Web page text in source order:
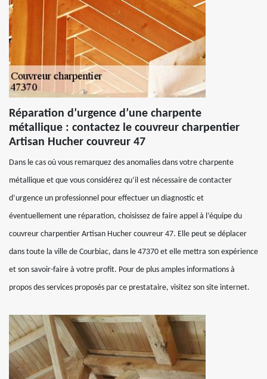
Réparation d’urgence d’une charpente
métallique : contactez le couvreur charpentier
Artisan Hucher couvreur 47
Dans le cas où vous remarquez des anomalies dans votre charpente
métallique et que vous considérez qu’il est nécessaire de contacter
d’urgence un professionnel pour effectuer un diagnostic et
éventuellement une réparation, choisissez de faire appel à l’équipe du
couvreur charpentier Artisan Hucher couvreur 47. Elle peut se déplacer
dans toute la ville de Courbiac, dans le 47370 et elle mettra son expérience
et son savoir-faire à votre profit. Pour de plus amples informations à
propos des services proposés par ce prestataire, visitez son site internet.